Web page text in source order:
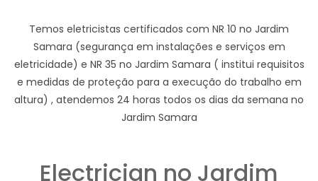
Temos eletricistas certificados com NR 10 no Jardim
Samara (segurança em instalações e serviços em
eletricidade) e NR 35 no Jardim Samara ( institui requisitos
e medidas de proteção para a execução do trabalho em
altura) , atendemos 24 horas todos os dias da semana no
Jardim Samara
Electrician no Jardim